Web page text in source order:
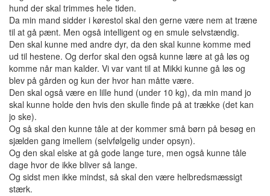
hund der skal trimmes hele tiden.
Da min mand sidder i kørestol skal den gerne være nem at træne
til at gå pænt. Men også intelligent og en smule selvstændig.
Den skal kunne med andre dyr, da den skal kunne komme med
ud til hestene. Og derfor skal den også kunne lære at gå løs og
komme når man kalder. Vi var vant til at Mikki kunne gå løs og
blev på gården og kun der hvor han måtte være.
Den skal også være en lille hund (under 10 kg), da min mand jo
skal kunne holde den hvis den skulle finde på at trække (det kan
jo ske).
Og så skal den kunne tåle at der kommer små børn på besøg en
sjælden gang imellem (selvfølgelig under opsyn).
Og den skal elske at gå gode lange ture, men også kunne tåle
dage hvor de ikke bliver så lange.
Og sidst men ikke mindst, så skal den være helbredsmæssigt
stærk.